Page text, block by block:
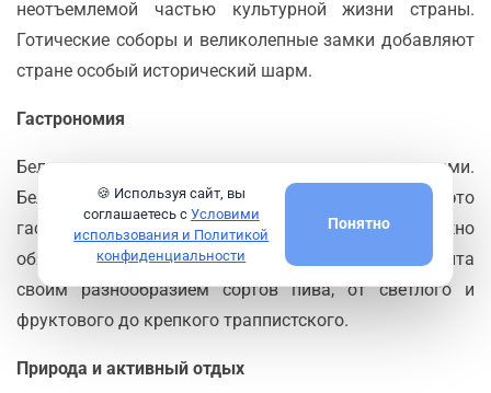
неотъемлемой частью культурной жизни страны.
Готические соборы и великолепные замки добавляют
стране особый исторический шарм.
Гастрономия
Бельгия известна своими кулинарными традициями.
Бельгийские вафли, шоколад и картофель фри — это
гастрономические символы страны, которые нужно
обязательно попробовать. Страна также знаменита
своим разнообразием сортов пива, от светлого и
фруктового до крепкого траппистского.
Природа и активный отдых
🍪 Используя сайт, вы
соглашаетесь с Условими
использования и Политикой
конфиденциальности
Понятно